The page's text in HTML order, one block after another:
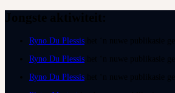
Ryno Du Plessis
Ryno Du Plessis
Ryno Du Plessis